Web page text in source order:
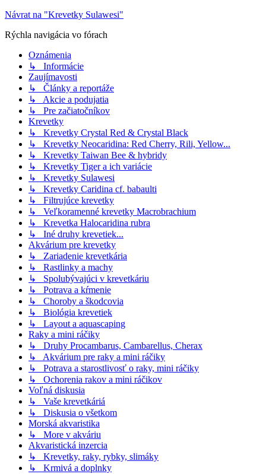
Návrat na "Krevetky Sulawesi"
Rýchla navigácia vo fórach
Oznámenia
↳ Informácie
Zaujímavosti
↳ Články a reportáže
↳ Akcie a podujatia
↳ Pre začiatočníkov
Krevetky
↳ Krevetky Crystal Red & Crystal Black
↳ Krevetky Neocaridina: Red Cherry, Rili, Yellow...
↳ Krevetky Taiwan Bee & hybridy
↳ Krevetky Tiger a ich variácie
↳ Krevetky Sulawesi
↳ Krevetky Caridina cf. babaulti
↳ Filtrujúce krevetky
↳ Veľkoramenné krevetky Macrobrachium
↳ Krevetka Halocaridina rubra
↳ Iné druhy krevetiek...
Akvárium pre krevetky
↳ Zariadenie krevetkária
↳ Rastlinky a machy
↳ Spolubývajúci v krevetkáriu
↳ Potrava a kŕmenie
↳ Choroby a škodcovia
↳ Biológia krevetiek
↳ Layout a aquascaping
Raky a mini ráčiky
↳ Druhy Procambarus, Cambarellus, Cherax
↳ Akvárium pre raky a mini ráčiky
↳ Potrava a starostlivosť o raky, mini ráčiky
↳ Ochorenia rakov a mini ráčikov
Voľná diskusia
↳ Vaše krevetkáriá
↳ Diskusia o všetkom
Morská akvaristika
↳ More v akváriu
Akvaristická inzercia
↳ Krevetky, raky, rybky, slimáky
↳ Krmivá a doplnky